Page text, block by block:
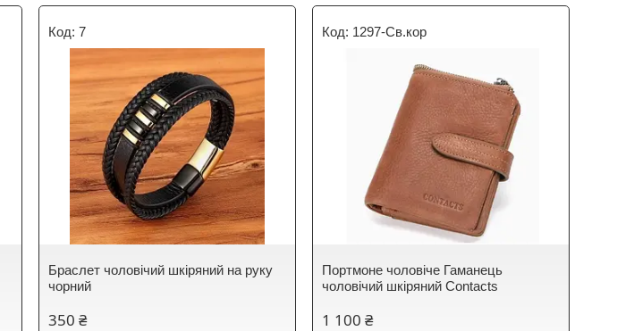
7
Браслет чоловічий шкіряний на руку
чорний
350 ₴
1297-Св.кор
Портмоне чоловіче Гаманець
чоловічий шкіряний Contacts
1 100 ₴